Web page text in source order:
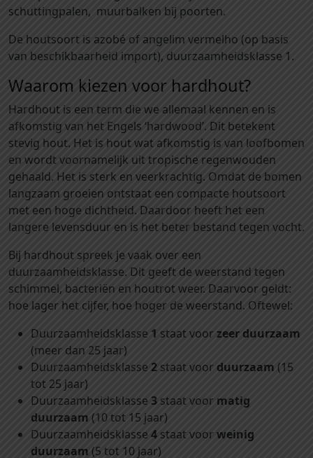
a
r
d
o
u
t
1
4
0
x
1
4
l
e
n
g
schuttingpalen, muurbalken bij poorten.
De houtsoort is azobé of angelim vermelho (op basis
van beschikbaarheid import), duurzaamheidsklasse 1.
Waarom kiezen voor hardhout?
Hardhout is een term die we allemaal kennen en is
afkomstig van het Engels ‘hardwood’. Dit betekent
stevig hout. Het is hout wat afkomstig is van loofbomen
en wordt voornamelijk uit tropische regenwouden
gehaald. Het is sterk en veerkrachtig. Omdat de bomen
langzaam groeien ontstaat een compacte houtsoort
met een hoge dichtheid. Daardoor heeft het een
langere levensduur en is het beter bestand tegen vocht.
Bij hardhout spreek je vaak over een
duurzaamheidsklasse. Dit geeft de weerstand tegen
schimmel, bacteriën en houtrot weer. Daarvoor geldt:
hoe lager het cijfer, hoe hoger de weerstand. Oftewel:
Duurzaamheidsklasse 1 staat voorzeer duurzaam
(meer dan 25 jaar)
Duurzaamheidsklasse 2 staat voorduurzaam (15
tot 25 jaar)
Duurzaamheidsklasse 3 staat voor matig
duurzaam (10 tot 15 jaar)
Duurzaamheidsklasse 4 staat voor weinig
duurzaam (5 tot 10 jaar)